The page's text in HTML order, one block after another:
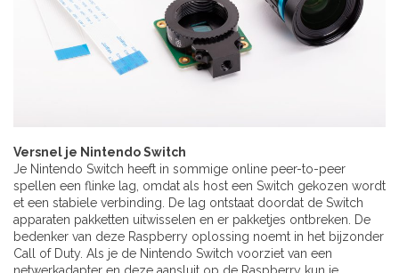
Versnel je Nintendo Switch
Je Nintendo Switch heeft in sommige online peer-to-peer
spellen een flinke lag, omdat als host een Switch gekozen wordt
et een stabiele verbinding. De lag ontstaat doordat de Switch
apparaten pakketten uitwisselen en er pakketjes ontbreken. De
bedenker van deze Raspberry oplossing noemt in het bijzonder
Call of Duty. Als je de Nintendo Switch voorziet van een